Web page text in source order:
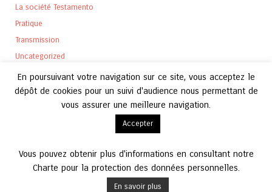
La société Testamento
Pratique
Transmission
Uncategorized
En poursuivant votre navigation sur ce site, vous acceptez le
dépôt de cookies pour un suivi d'audience nous permettant de
vous assurer une meilleure navigation.
Accepter
Vous pouvez obtenir plus d'informations en consultant notre
Charte pour la protection des données personnelles.
En savoir plus